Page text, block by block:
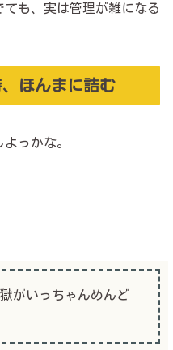
も、実は管理が雑になる
ほんまに詰む
っかな。
がいっちゃんめんど